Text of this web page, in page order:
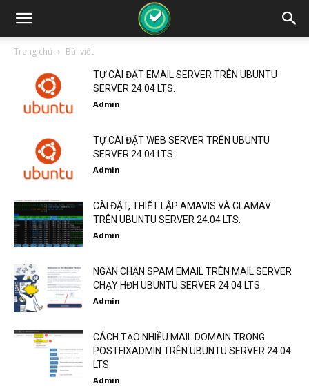
Trang chủ Bài viết
TỰ CÀI ĐẶT EMAIL SERVER TRÊN UBUNTU
SERVER 24.04 LTS.
Admin
TỰ CÀI ĐẶT WEB SERVER TRÊN UBUNTU
SERVER 24.04 LTS.
Admin
CÀI ĐẶT, THIẾT LẬP AMAVIS VÀ CLAMAV
TRÊN UBUNTU SERVER 24.04 LTS.
Admin
NGĂN CHẶN SPAM EMAIL TRÊN MAIL SERVER
CHẠY HĐH UBUNTU SERVER 24.04 LTS.
Admin
CÁCH TẠO NHIỀU MAIL DOMAIN TRONG
POSTFIXADMIN TRÊN UBUNTU SERVER 24.04
LTS.
Admin